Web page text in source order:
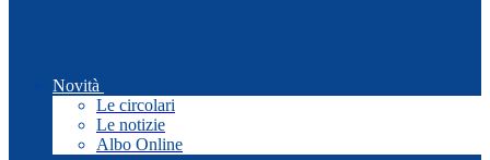
Novità
Le circolari
Le notizie
Albo Online